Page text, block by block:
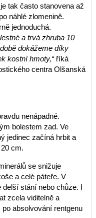
tak často stanovena až
náhlé zlomenině.
jednoduchá.
a trvá zhruba 10
dokážeme díky
kostní hmoty,“říká
centra Olšanská
nenápadné.
bolestem zad. Ve
jedinec začíná hrbit a
cm.
se snižuje
a celé páteře. V
stání nebo chůze. I
zcela viditelně a
absolvování rentgenu